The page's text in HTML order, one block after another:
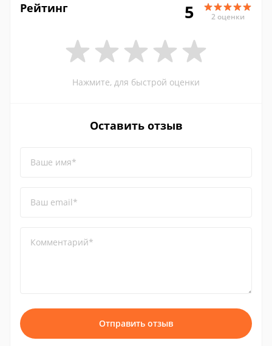
Рейтинг 5 2 оценки
Нажмите, для быстрой оценки
Оставить отзыв
Ваше имя*
Ваш email*
Комментарий*
Отправить отзыв